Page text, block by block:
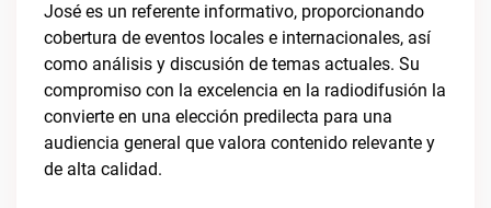
José es un referente informativo, proporcionando
cobertura de eventos locales e internacionales, así
como análisis y discusión de temas actuales. Su
compromiso con la excelencia en la radiodifusión la
convierte en una elección predilecta para una
audiencia general que valora contenido relevante y
de alta calidad.